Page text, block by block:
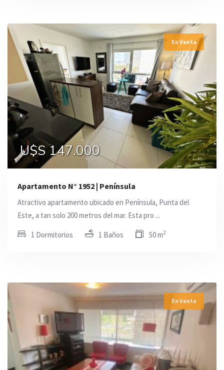
En Venta
U$S 147.000
Apartamento N° 1952 | Península
Atractivo apartamento ubicado en Península, Punta del
Este, a tan solo 200 metros del mar. Esta pro ...
1 Dormitorios 1 Baños 50 m2
En Venta